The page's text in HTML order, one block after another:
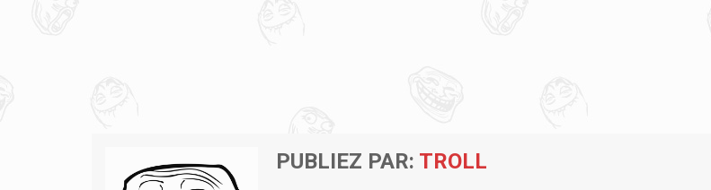
PUBLIEZ PAR: TROLL